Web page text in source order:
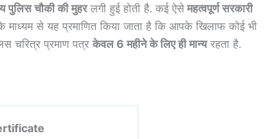
पुलिस चौकी की मुहरलगी हुई होती है. कई ऐसे महत्वपूर्ण सरकारी
से यह प्रमाणित किया जाता है कि आपके खिलाफ कोई भी
चरित्र प्रमाण पत्र केवल 6 महीने के लिए ही मान्यरहता है.